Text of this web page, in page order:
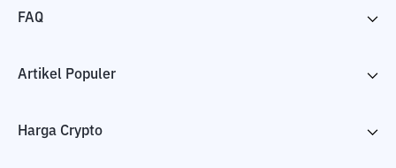
FAQ
Artikel Populer
Harga Crypto